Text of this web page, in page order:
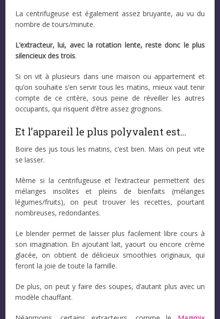
La centrifugeuse est également assez bruyante, au vu du
nombre de tours/minute.
L’extracteur, lui, avec la rotation lente, reste donc le plus
silencieux des trois.
Si on vit à plusieurs dans une maison ou appartement et
qu’on souhaite s’en servir tous les matins, mieux vaut tenir
compte de ce critère, sous peine de réveiller les autres
occupants, qui risquent d’être assez grognons.
Et l’appareil le plus polyvalent est…
Boire des jus tous les matins, c’est bien. Mais on peut vite
se lasser.
Même si la centrifugeuse et l’extracteur permettent des
mélanges insolites et pleins de bienfaits (mélanges
légumes/fruits), on peut trouver les recettes, pourtant
nombreuses, redondantes.
Le blender permet de laisser plus facilement libre cours à
son imagination. En ajoutant lait, yaourt ou encore crème
glacée, on obtient de délicieux smoothies originaux, qui
feront la joie de toute la famille.
De plus, on peut y faire des soupes, d’autant plus avec un
modèle chauffant.